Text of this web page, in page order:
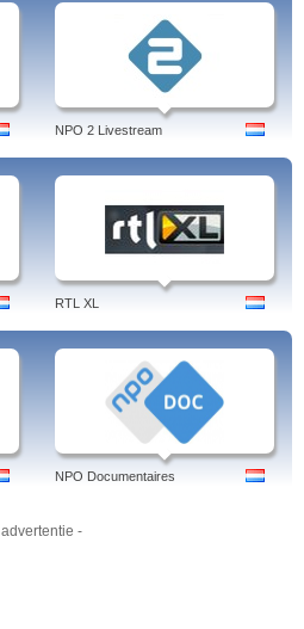
NPO 2 Livestream
RTL XL
NPO Documentaires
-